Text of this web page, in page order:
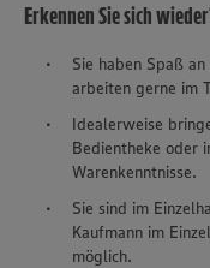
Erkennen Sie sich
Sie haben Spaß
arbeiten gerne im
Idealerweise
Bedientheke oder
Warenkenntnisse.
Sie sind im
Kaufmann im
möglich.